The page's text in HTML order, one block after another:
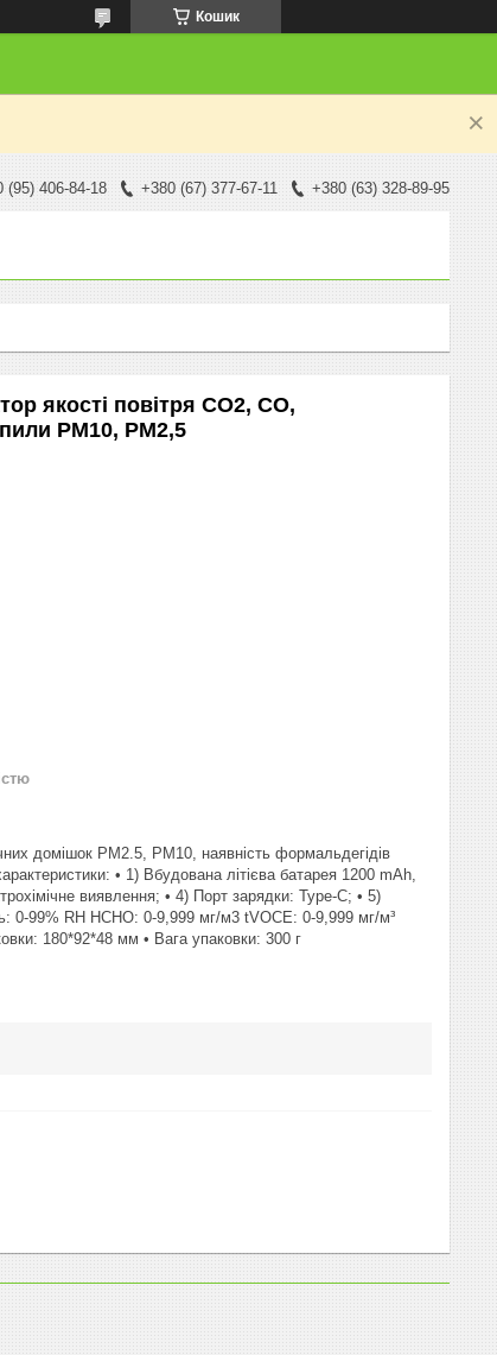
Кошик
(95) 406-84-18 +380 (67) 377-67-11 +380 (63) 328-89-95
якості повітря CO2, CO,
PM10, PM2,5
домішок PM2.5, PM10, наявність формальдегідів
• 1) Вбудована літієва батарея 1200 mAh,
виявлення; • 4) Порт зарядки: Type-C; • 5)
0-99% RH HCHO: 0-9,999 мг/м3 tVOCE: 0-9,999 мг/м³
180*92*48 мм • Вага упаковки: 300 г